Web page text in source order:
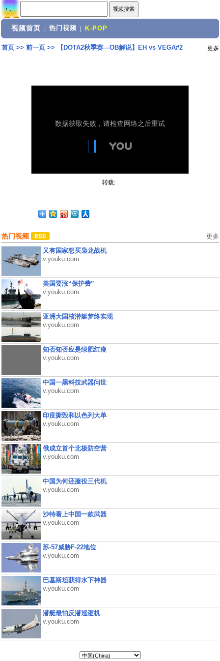
视频首页 热门视频 K-POP
首页>> 前一页>> 【DOTA2秋季赛—OB解说】EH vs VEGA#2 更多
转载:
热门视频 更多
又有国家想买枭龙战机
v.youku.com
美国要涨“保护费”
v.youku.com
亚洲大国核潜艇梦终实现
v.youku.com
知否知否应是绿肥红瘦
v.youku.com
中国一黑科技武器问世
v.youku.com
印度撕毁和以色列大单
v.youku.com
俄成立首个北极防空营
v.youku.com
中国为何还服役三代机
v.youku.com
沙特看上中国一款武器
v.youku.com
苏-57威胁F-22地位
v.youku.com
巴基斯坦获得水下神器
v.youku.com
潜艇最怕反潜巡逻机
v.youku.com